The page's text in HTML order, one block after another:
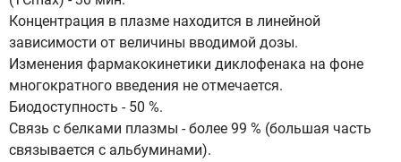
Концентрация в плазме находится в линейной
зависимости от величины вводимой дозы.
Изменения фармакокинетики диклофенака на фоне
многократного введения не отмечается.
Биодоступность - 50 %.
Связь с белками плазмы - более 99 % (большая часть
связывается с альбуминами).